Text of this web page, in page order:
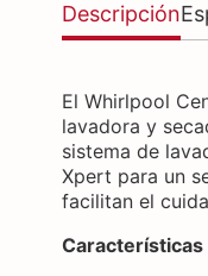
Descripción
El Whirlpool
lavadora y
sistema de
Xpert para un
facilitan el
Características